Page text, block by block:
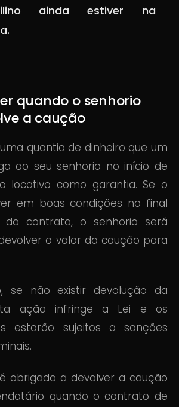
ainda estiver na
quando o senhorio
a caução
quantia de dinheiro que um
ao seu senhorio no início de
locativo como garantia. Se o
em boas condições no final
do contrato, o senhorio será
o valor da caução para
se não existir devolução da
ação infringe a Lei e os
estarão sujeitos a sanções
obrigado a devolver a caução
quando o contrato de